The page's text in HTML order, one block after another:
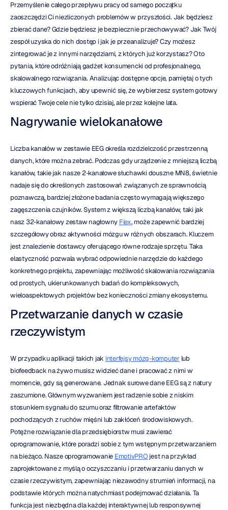
Przemyślenie całego przepływu pracy od samego początku
zaoszczędzi Ci niezliczonych problemów w przyszłości. Jak będziesz
zbierać dane? Gdzie będziesz je bezpiecznie przechowywać? Jak Twój
zespół uzyska do nich dostęp i jak je przeanalizuje? Czy możesz
zintegrować je z innymi narzędziami, z których już korzystasz? Oto
pytania, które odróżniają gadżet konsumencki od profesjonalnego,
skalowalnego rozwiązania. Analizując dostępne opcje, pamiętaj o tych
kluczowych funkcjach, aby upewnić się, że wybierzesz system gotowy
wspierać Twoje cele nie tylko dzisiaj, ale przez kolejne lata.
Nagrywanie wielokanałowe
Liczba kanałów w zestawie EEG określa rozdzielczość przestrzenną
danych, które można zebrać. Podczas gdy urządzenie z mniejszą liczbą
kanałów, takie jak nasze 2-kanałowe słuchawki douszne MN8, świetnie
nadaje się do określonych zastosowań związanych ze sprawnością
poznawczą, bardziej złożone badania często wymagają większego
zagęszczenia czujników. System z większą liczbą kanałów, taki jak
nasz 32-kanałowy zestaw nagłowny Flex, może zapewnić bardziej
szczegółowy obraz aktywności mózgu w różnych obszarach. Kluczem
jest znalezienie dostawcy oferującego równe rodzaje sprzętu. Taka
elastyczność pozwala wybrać odpowiednie narzędzie do każdego
konkretnego projektu, zapewniając możliwość skalowania rozwiązania
od prostych, ukierunkowanych badań do kompleksowych,
wieloaspektowych projektów bez konieczności zmiany ekosystemu.
Przetwarzanie danych w czasie
rzeczywistym
W przypadku aplikacji takich jak interfejsy mózg-komputer lub
biofeedback na żywo musisz widzieć dane i pracować z nimi w
momencie, gdy są generowane. Jednak surowe dane EEG są z natury
zaszumione. Głównym wyzwaniem jest radzenie sobie z niskim
stosunkiem sygnału do szumu oraz filtrowanie artefaktów
pochodzących z ruchów mięśni lub zakłóceń środowiskowych.
Potężne rozwiązanie dla przedsiębiorstw musi zawierać
oprogramowanie, które poradzi sobie z tym wstępnym przetwarzaniem
na bieżąco. Nasze oprogramowanie EmotivPRO jest na przykład
zaprojektowane z myślą o oczyszczaniu i przetwarzaniu danych w
czasie rzeczywistym, zapewniając niezawodny strumień informacji, na
podstawie których można natychmiast podejmować działania. Ta
funkcja jest niezbędna dla każdej interaktywnej lub responsywnej